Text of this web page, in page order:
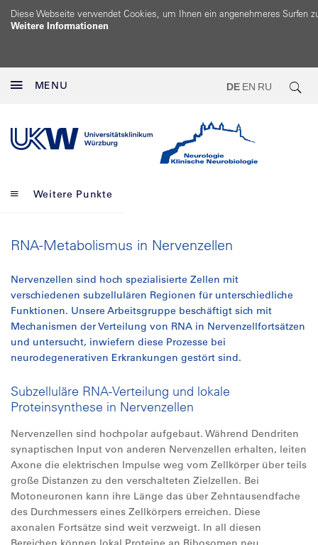
Diese Webseite verwendet Cookies, um Ihnen ein angenehmeres Surfen
Weitere Informationen
MENU DE EN RU
Weitere Punkte
RNA-Metabolismus in Nervenzellen
Nervenzellen sind hoch spezialisierte Zellen mit
verschiedenen subzellulären Regionen für unterschiedliche
Funktionen. Unsere Arbeitsgruppe beschäftigt sich mit
Mechanismen der Verteilung von RNA in Nervenzellfortsätzen
und untersucht, inwiefern diese Prozesse bei
neurodegenerativen Erkrankungen gestört sind.
Subzelluläre RNA-Verteilung und lokale
Proteinsynthese in Nervenzellen
Nervenzellen sind hochpolar aufgebaut. Während Dendriten
synaptischen Input von anderen Nervenzellen erhalten, leiten
Axone die elektrischen Impulse weg vom Zellkörper über teils
große Distanzen zu den verschalteten Zielzellen. Bei
Motoneuronen kann ihre Länge das über Zehntausendfache
des Durchmessers eines Zellkörpers erreichen. Diese
axonalen Fortsätze sind weit verzweigt. In all diesen